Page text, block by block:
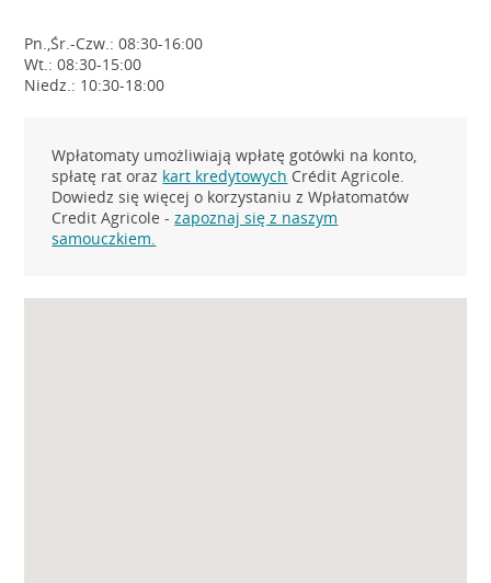
Pn.,Śr.-Czw.: 08:30-16:00
Wt.: 08:30-15:00
Niedz.: 10:30-18:00
Wpłatomaty umożliwiają wpłatę gotówki na konto,
spłatę rat oraz kart kredytowych Crédit Agricole.
Dowiedz się więcej o korzystaniu z Wpłatomatów
Credit Agricole -zapoznaj się z naszym
samouczkiem.